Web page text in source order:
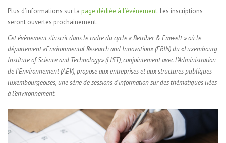
Plus d’informations sur la page dédiée à l’événement. Les inscriptions
seront ouvertes prochainement.
Cet évènement s’inscrit dans le cadre du cycle « Betriber & Emwelt » où le
département «Environmental Research and Innovation» (ERIN) du «Luxembourg
Institute of Science and Technology» (LIST), conjointement avec l’Administration
de l’Environnement (AEV), propose aux entreprises et aux structures publiques
luxembourgeoises, une série de sessions d’information sur des thématiques liées
à l’environnement.